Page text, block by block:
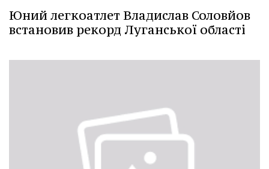
Юний легкоатлет Владислав Соловйов
встановив рекорд Луганської області